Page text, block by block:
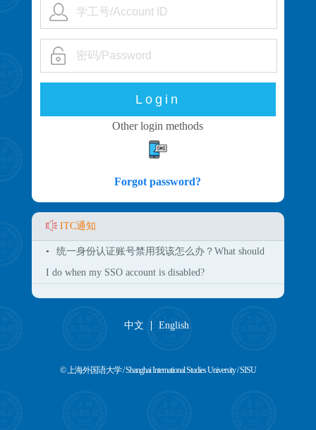
Other login methods
Forgot password?
ITC通知
•
统一身份认证账号禁用我该怎么办？What should
I do when my SSO account is disabled?
中文 English
© 上海外国语大学 / Shanghai International Studies University / SISU